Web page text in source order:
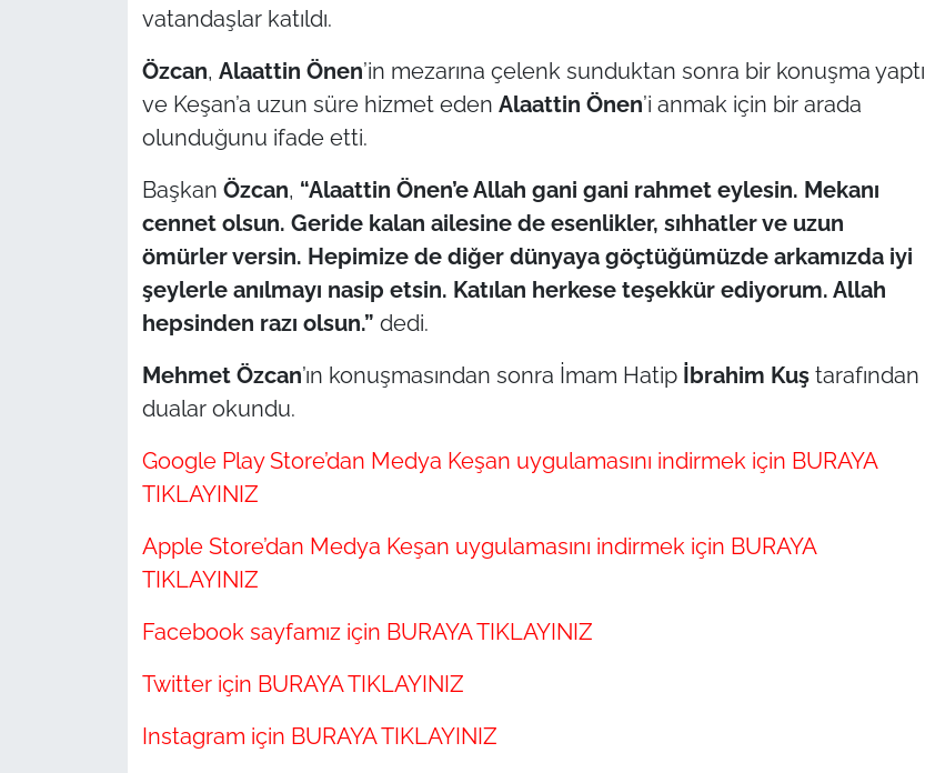
vatandaşlar katıldı.
Özcan, Alaattin Önen’in mezarına çelenk sunduktan sonra bir konuşma yaptı
ve Keşan’a uzun süre hizmet eden Alaattin Önen’i anmak için bir arada
olunduğunu ifade etti.
Başkan Özcan, “Alaattin Önen’e Allah gani gani rahmet eylesin. Mekanı
cennet olsun. Geride kalan ailesine de esenlikler, sıhhatler ve uzun
ömürler versin. Hepimize de diğer dünyaya göçtüğümüzde arkamızda iyi
şeylerle anılmayı nasip etsin. Katılan herkese teşekkür ediyorum. Allah
hepsinden razı olsun.” dedi.
Mehmet Özcan’ın konuşmasından sonra İmam Hatip İbrahim Kuştarafından
dualar okundu.
Google Play Store’dan Medya Keşan uygulamasını indirmek için BURAYA
TIKLAYINIZ
Apple Store’dan Medya Keşan uygulamasını indirmek için BURAYA
TIKLAYINIZ
Facebook sayfamız için BURAYA TIKLAYINIZ
Twitter için BURAYA TIKLAYINIZ
Instagram için BURAYA TIKLAYINIZ
Dış Haberler
İş Dünyası
English News
Canlı Maç
Gündem-Eğitim